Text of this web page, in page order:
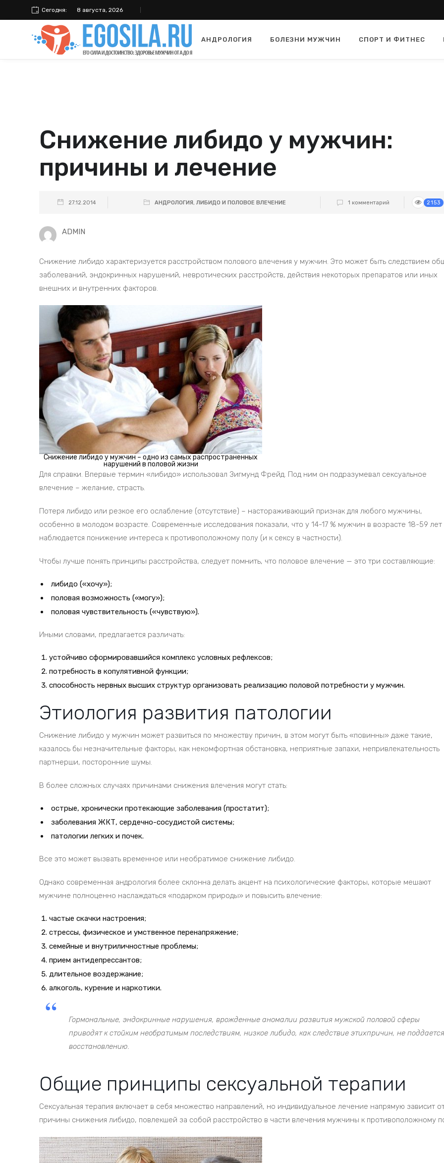
Сегодня: 8 августа, 2026
АНДРОЛОГИЯ БОЛЕЗНИ МУЖЧИН СПОРТ И ФИТНЕС
Снижение либидо у мужчин:
причины и лечение
27.12.2014 АНДРОЛОГИЯ, ЛИБИДО И ПОЛОВОЕ ВЛЕЧЕНИЕ 1 комментарий 2153
ADMIN
Снижение либидо характеризуется расстройством полового влечения у мужчин. Это может быть следствием
заболеваний, эндокринных нарушений, невротических расстройств, действия некоторых препаратов или иных
внешних и внутренних факторов.
Снижение либидо у мужчин – одно из самых распространенных
нарушений в половой жизни
Для справки. Впервые термин «либидо» использовал Зигмунд Фрейд. Под ним он подразумевал сексуальное
влечение – желание, страсть.
Потеря либидо или резкое его ослабление (отсутствие) – настораживающий признак для любого мужчины,
особенно в молодом возрасте. Современные исследования показали, что у 14-17 % мужчин в возрасте 18-59 лет
наблюдается понижение интереса к противоположному полу (и к сексу в частности).
Чтобы лучше понять принципы расстройства, следует помнить, что половое влечение — это три составляющие:
либидо («хочу»);
половая возможность («могу»);
половая чувствительность («чувствую»).
Иными словами, предлагается различать:
устойчиво сформировавшийся комплекс условных рефлексов;
потребность в копулятивной функции;
способность нервных высших структур организовать реализацию половой потребности у мужчин.
Этиология развития патологии
Снижение либидо у мужчин может развиться по множеству причин, в этом могут быть «повинны» даже такие,
казалось бы незначительные факторы, как некомфортная обстановка, неприятные запахи, непривлекательность
партнерши, посторонние шумы.
В более сложных случаях причинами снижения влечения могут стать:
острые, хронически протекающие заболевания (простатит);
заболевания ЖКТ, сердечно-сосудистой системы;
патологии легких и почек.
Все это может вызвать временное или необратимое снижение либидо.
Однако современная андрология более склонна делать акцент на психологические факторы, которые мешают
мужчине полноценно наслаждаться «подарком природы» и повысить влечение:
частые скачки настроения;
стрессы, физическое и умственное перенапряжение;
семейные и внутриличностные проблемы;
прием антидепрессантов;
длительное воздержание;
алкоголь, курение и наркотики.
Гормональные, эндокринные нарушения, врожденные аномалии развития мужской половой сферы
приводят к стойким необратимым последствиям, низкое либидо, как следствие этихпричин, не поддается
восстановлению.
Общие принципы сексуальной терапии
Сексуальная терапия включает в себя множество направлений, но индивидуальное лечение напрямую зависит
причины снижения либидо, повлекшей за собой расстройство в части влечения мужчины к противоположному